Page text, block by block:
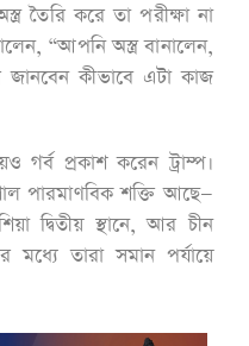
তৈরি করে তা পরীক্ষা না
“আপনি অস্ত্র বানালেন,
জানবেন কীভাবে এটা কাজ
গর্ব প্রকাশ করেন ট্রাম্প।
পারমাণবিক শক্তি আছে—
দ্বিতীয় স্থানে, আর চীন
তারা সমান পর্যায়ে